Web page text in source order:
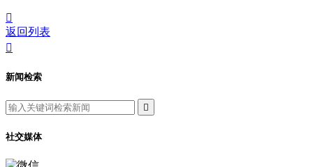

返回列表

新闻检索

社交媒体